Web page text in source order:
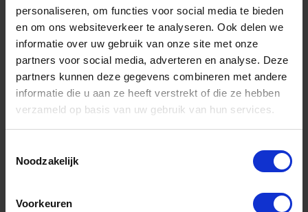
personaliseren, om functies voor social media te bieden
en om ons websiteverkeer te analyseren. Ook delen we
informatie over uw gebruik van onze site met onze
partners voor social media, adverteren en analyse. Deze
partners kunnen deze gegevens combineren met andere
informatie die u aan ze heeft verstrekt of die ze hebben
verzameld op basis van uw gebruik van hun services.
Noodzakelijk
Voorkeuren
Verloopsokken